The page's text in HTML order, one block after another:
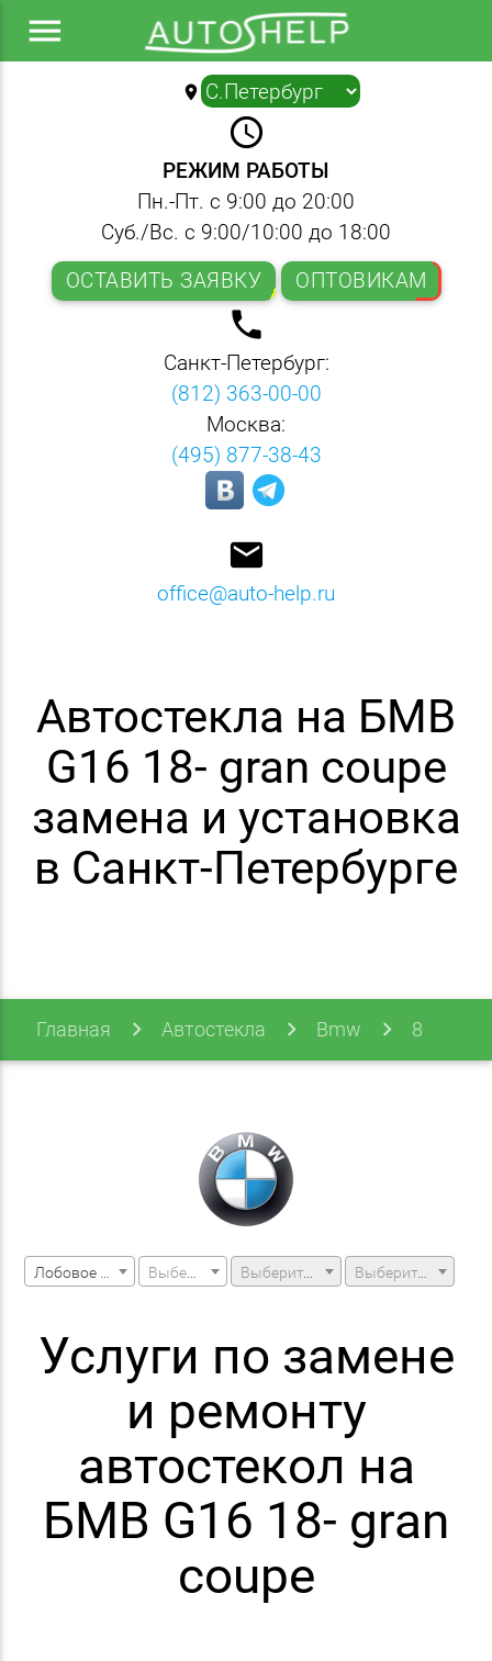
menu
location_on ▼
query_builder
РЕЖИМ РАБОТЫ
Пн.-Пт. с 9:00 до 20:00
Суб./Вс. с 9:00/10:00 до 18:00
ОСТАВИТЬ ЗАЯВКУ
ОПТОВИКАМ
local_phone
Санкт-Петербург:
(812) 363-00-00
Москва:
(495) 877-38-43
email
office@auto-help.ru
Автостекла на БМВ
G16 18- gran coupe
замена и установка
в Санкт-Петербурге
Главная Автостекла Bmw 8
Выберите модель машины Выберите модификацию
Услуги по замене
и ремонту
автостекол на
БМВ G16 18- gran
coupe